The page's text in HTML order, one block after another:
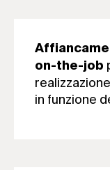
on-the-job
in funzione